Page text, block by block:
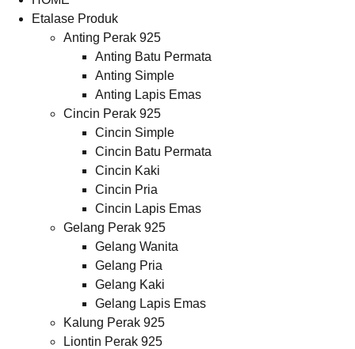
Etalase Produk
Anting Perak 925
Anting Batu Permata
Anting Simple
Anting Lapis Emas
Cincin Perak 925
Cincin Simple
Cincin Batu Permata
Cincin Kaki
Cincin Pria
Cincin Lapis Emas
Gelang Perak 925
Gelang Wanita
Gelang Pria
Gelang Kaki
Gelang Lapis Emas
Kalung Perak 925
Liontin Perak 925